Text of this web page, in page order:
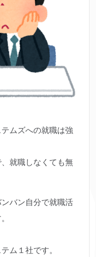
ムズへの就職は強
就職しなくても無
バン自分で就職活
ム１社です。